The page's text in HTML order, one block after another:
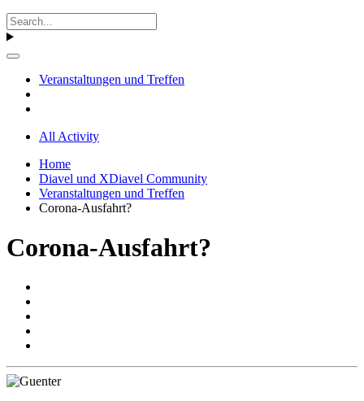
Veranstaltungen und Treffen
All Activity
Home
Diavel und XDiavel Community
Veranstaltungen und Treffen
Corona-Ausfahrt?
Corona-Ausfahrt?